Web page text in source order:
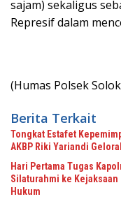
sajam) sekaligus
Represif dalam
(Humas Polsek
Berita Terkait
Tongkat Estafet
AKBP Riki Yariandi
Hari Pertama Tugas
Silaturahmi ke
Hukum